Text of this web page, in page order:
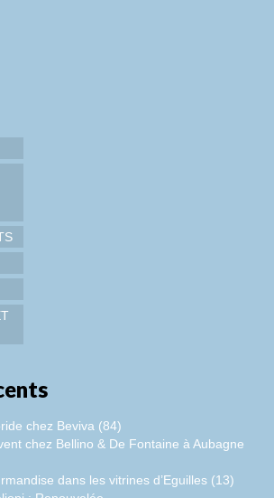
chez Beviva (84)
chez Bellino & De Fontaine à Aubagne
dans les vitrines d’Eguilles (13)